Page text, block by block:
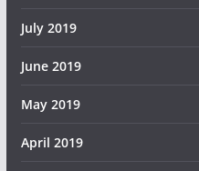
July 2019
June 2019
May 2019
April 2019